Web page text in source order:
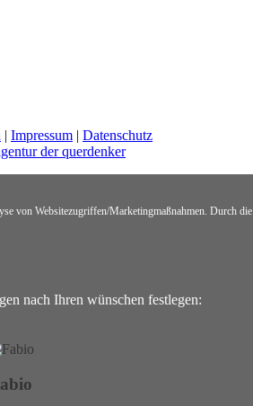
| Impressum | Datenschutz
der querdenker
von Websitezugriffen/Marketingmaßnahmen. Durch
nach Ihren wünschen festlegen: